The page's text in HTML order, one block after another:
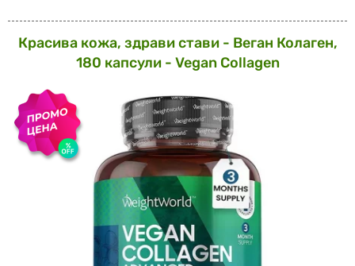
Красива кожа, здрави стави - Веган Колаген,
180 капсули - Vegan Collagen